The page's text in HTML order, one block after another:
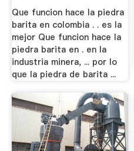
Que funcion hace la piedra
barita en colombia . . es la
mejor Que funcion hace la
piedra barita en . en la
industria minera, ... por lo
que la piedra de barita ...